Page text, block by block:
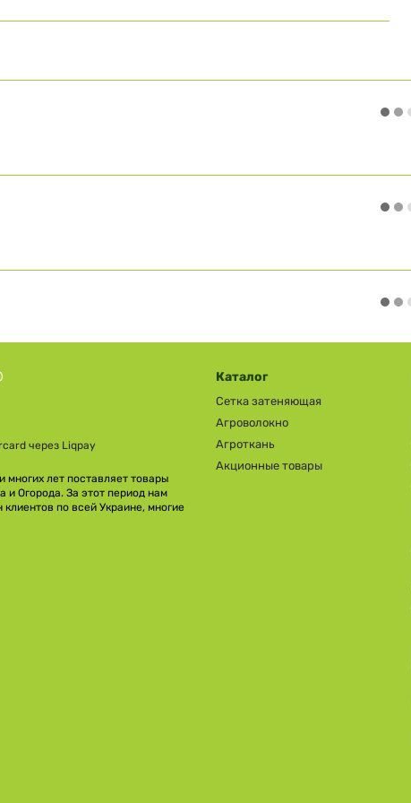
лет поставляет товары
и Огорода. За этот период нам
по всей Украине, многие
Каталог
Сетка затеняющая
Агроволокно
Агроткань
Акционные товары